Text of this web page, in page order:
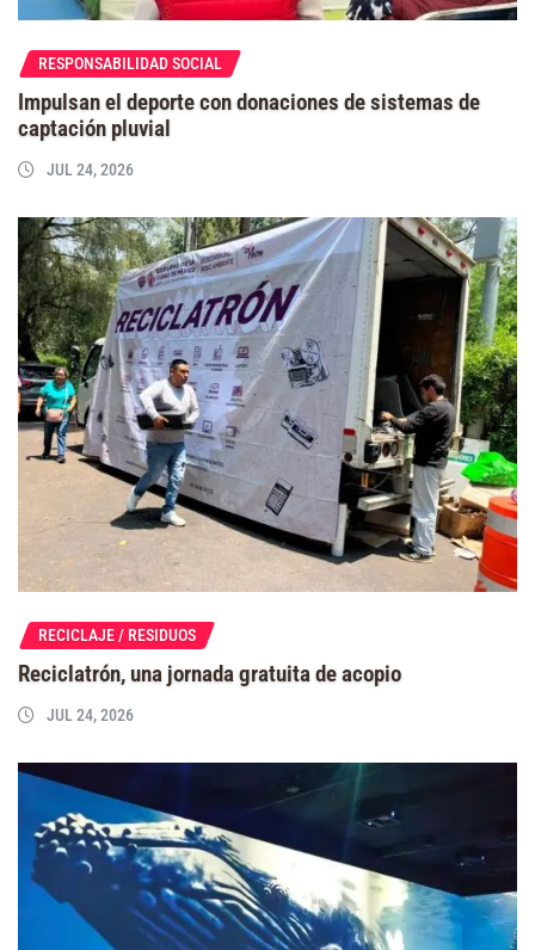
RESPONSABILIDAD SOCIAL
Impulsan el deporte con donaciones de sistemas de
captación pluvial
JUL 24, 2026
RECICLAJE / RESIDUOS
Reciclatrón, una jornada gratuita de acopio
JUL 24, 2026